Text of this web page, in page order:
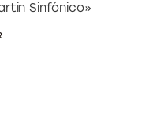
Sinfónico»